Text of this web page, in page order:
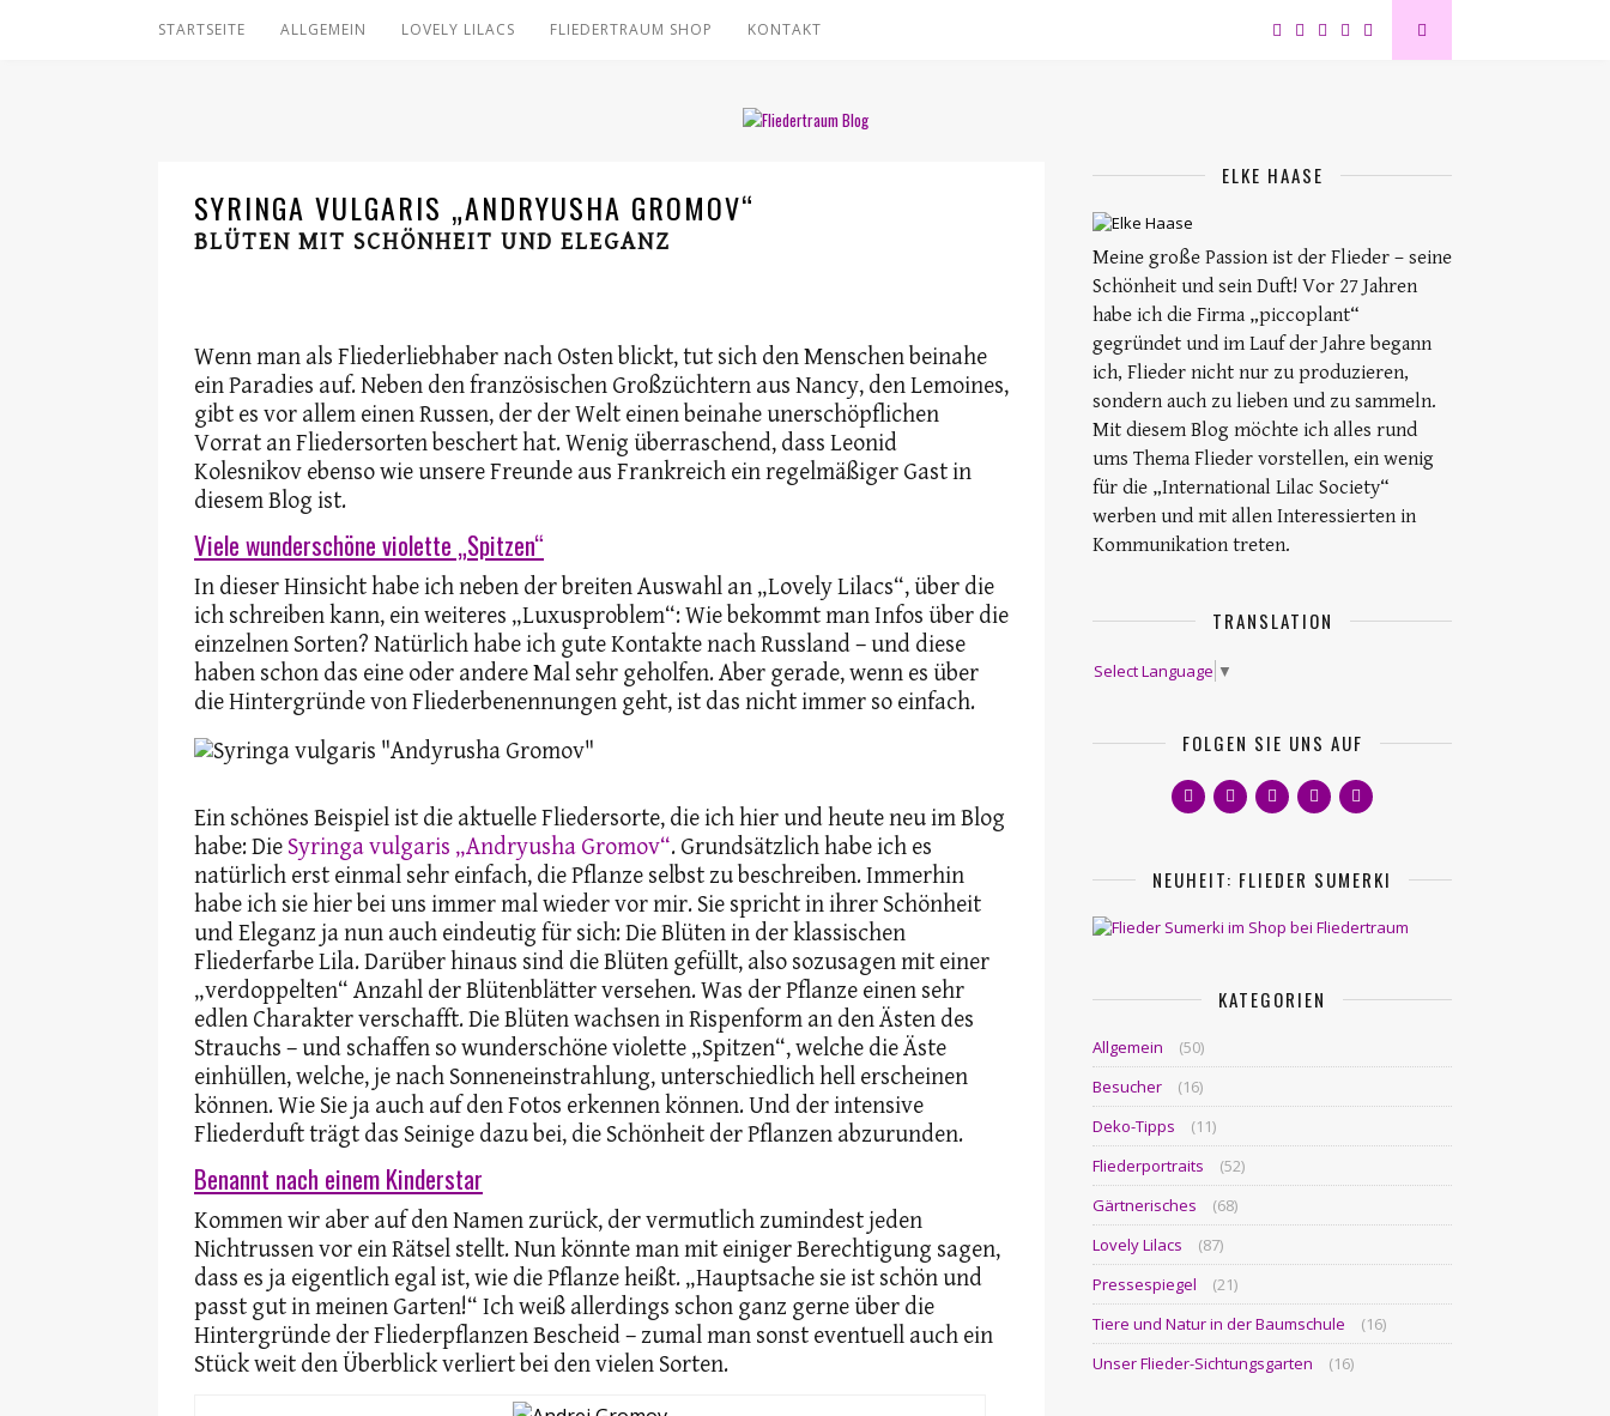
STARTSEITE ALLGEMEIN LOVELY LILACS FLIEDERTRAUM SHOP KONTAKT
SYRINGA VULGARIS „ANDRYUSHA GROMOV“
BLÜTEN MIT SCHÖNHEIT UND ELEGANZ
Wenn man als Fliederliebhaber nach Osten blickt, tut sich den Menschen beinahe
ein Paradies auf. Neben den französischen Großzüchtern aus Nancy, den Lemoines,
gibt es vor allem einen Russen, der der Welt einen beinahe unerschöpflichen
Vorrat an Fliedersorten beschert hat. Wenig überraschend, dass Leonid
Kolesnikov ebenso wie unsere Freunde aus Frankreich ein regelmäßiger Gast in
diesem Blog ist.
Viele wunderschöne violette „Spitzen“
In dieser Hinsicht habe ich neben der breiten Auswahl an „Lovely Lilacs“, über die
ich schreiben kann, ein weiteres „Luxusproblem“: Wie bekommt man Infos über die
einzelnen Sorten? Natürlich habe ich gute Kontakte nach Russland – und diese
haben schon das eine oder andere Mal sehr geholfen. Aber gerade, wenn es über
die Hintergründe von Fliederbenennungen geht, ist das nicht immer so einfach.
Ein schönes Beispiel ist die aktuelle Fliedersorte, die ich hier und heute neu im Blog
habe: Die Syringa vulgaris „Andryusha Gromov“. Grundsätzlich habe ich es
natürlich erst einmal sehr einfach, die Pflanze selbst zu beschreiben. Immerhin
habe ich sie hier bei uns immer mal wieder vor mir. Sie spricht in ihrer Schönheit
und Eleganz ja nun auch eindeutig für sich: Die Blüten in der klassischen
Fliederfarbe Lila. Darüber hinaus sind die Blüten gefüllt, also sozusagen mit einer
„verdoppelten“ Anzahl der Blütenblätter versehen. Was der Pflanze einen sehr
edlen Charakter verschafft. Die Blüten wachsen in Rispenform an den Ästen des
Strauchs – und schaffen so wunderschöne violette „Spitzen“, welche die Äste
einhüllen, welche, je nach Sonneneinstrahlung, unterschiedlich hell erscheinen
können. Wie Sie ja auch auf den Fotos erkennen können. Und der intensive
Fliederduft trägt das Seinige dazu bei, die Schönheit der Pflanzen abzurunden.
Benannt nach einem Kinderstar
Kommen wir aber auf den Namen zurück, der vermutlich zumindest jeden
Nichtrussen vor ein Rätsel stellt. Nun könnte man mit einiger Berechtigung sagen,
dass es ja eigentlich egal ist, wie die Pflanze heißt. „Hauptsache sie ist schön und
passt gut in meinen Garten!“ Ich weiß allerdings schon ganz gerne über die
Hintergründe der Fliederpflanzen Bescheid – zumal man sonst eventuell auch ein
Stück weit den Überblick verliert bei den vielen Sorten.
ELKE HAASE
Meine große Passion ist der Flieder – seine
Schönheit und sein Duft! Vor 27 Jahren
habe ich die Firma „piccoplant“
gegründet und im Lauf der Jahre begann
ich, Flieder nicht nur zu produzieren,
sondern auch zu lieben und zu sammeln.
Mit diesem Blog möchte ich alles rund
ums Thema Flieder vorstellen, ein wenig
für die „International Lilac Society“
werben und mit allen Interessierten in
Kommunikation treten.
TRANSLATION
Select Language ▼
FOLGEN SIE UNS AUF
NEUHEIT: FLIEDER SUMERKI
KATEGORIEN
Allgemein
(50)
Besucher
(16)
Deko-Tipps
(11)
Fliederportraits
(52)
Gärtnerisches
(68)
Lovely Lilacs
(87)
Pressespiegel
(21)
Tiere und Natur in der Baumschule
(16)
Unser Flieder-Sichtungsgarten
(16)